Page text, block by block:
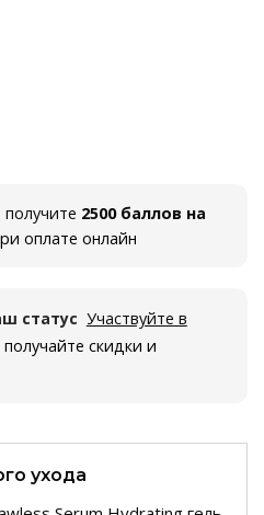
получите 2500 баллов на
оплате онлайн
статус Участвуйте в
получайте скидки и
ухода